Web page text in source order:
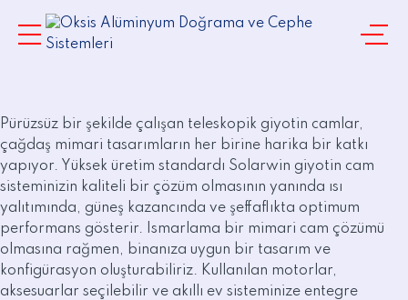
Pürüzsüz bir şekilde çalışan teleskopik giyotin camlar,
çağdaş mimari tasarımların her birine harika bir katkı
yapıyor. Yüksek üretim standardı Solarwin giyotin cam
sisteminizin kaliteli bir çözüm olmasının yanında ısı
yalıtımında, güneş kazancında ve şeffaflıkta optimum
performans gösterir. Ismarlama bir mimari cam çözümü
olmasına rağmen, binanıza uygun bir tasarım ve
konfigürasyon oluşturabiliriz. Kullanılan motorlar,
aksesuarlar seçilebilir ve akıllı ev sisteminize entegre